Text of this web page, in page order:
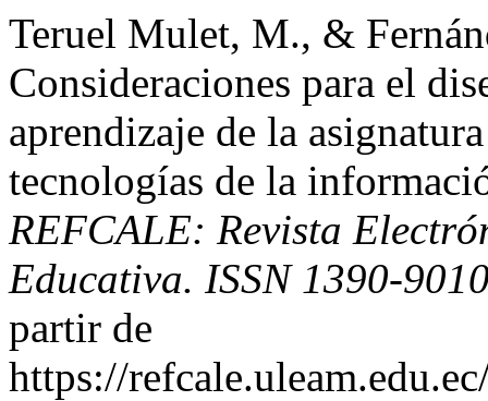
Teruel Mulet, M., &
Consideraciones para el
aprendizaje de la
tecnologías de la
REFCALE: Revista
Educativa. ISSN 1390-
partir de
https://